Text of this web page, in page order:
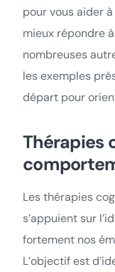
pour vous aider
mieux répondre
nombreuses
les exemples
départ pour
Thérapies
Les thérapies
s’appuient sur
fortement nos
L’objectif est